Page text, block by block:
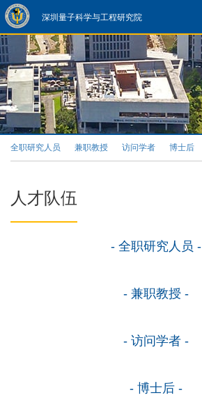
深圳量子科学与工程研究院
全职研究人员 兼职教授 访问学者 博士后
人才队伍
- 全职研究人员 -
- 兼职教授 -
- 访问学者 -
- 博士后 -